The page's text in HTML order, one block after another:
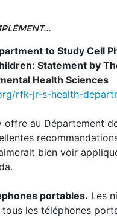
to Study Cell
Statement by
Health Sciences
rfk-jr-s-health-
offre au Département
bien voir
portables. Les
tous les téléphones